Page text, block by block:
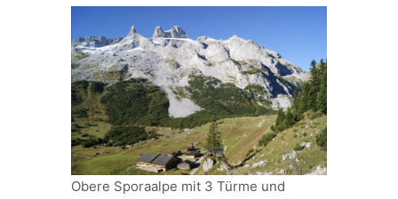
Obere Sporaalpe mit 3 Türme und